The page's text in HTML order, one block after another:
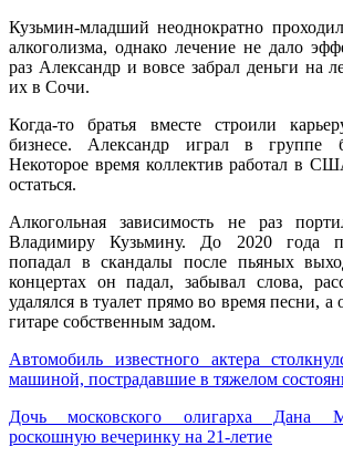
Кузьмин-младший неоднократно
алкоголизма, однако лечение не дало
раз Александр и вовсе забрал деньги на
их в Сочи.
Когда-то братья вместе строили
бизнесе. Александр играл в группе
Некоторое время коллектив работал в
остаться.
Алкогольная зависимость не раз
Владимиру Кузьмину. До 2020 года
попадал в скандалы после пьяных
концертах он падал, забывал слова,
удалялся в туалет прямо во время песни,
гитаре собственным задом.
Автомобиль известного актера
машиной, пострадавшие в тяжелом
Дочь московского олигарха Дана
роскошную вечеринку на 21-летие